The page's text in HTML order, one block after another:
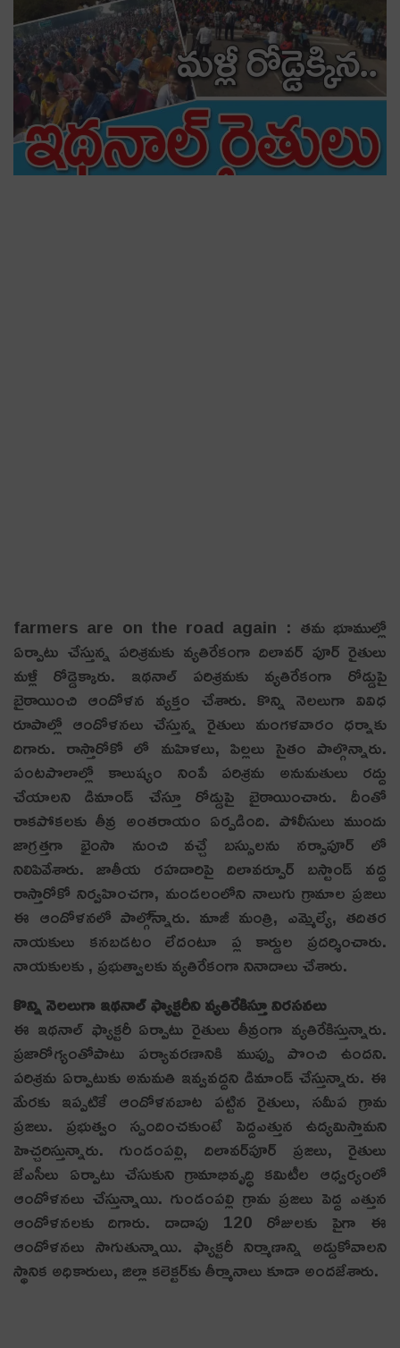
farmers are on the road again : త‌మ భూముల్లో
ఏర్పాటు చేస్తున్న ప‌రిశ్ర‌మ‌కు వ్య‌తిరేకంగా దిలావ‌ర్ పూర్ రైతులు
మ‌ళ్లీ రోడ్డెక్కారు. ఇథనాల్ పరిశ్రమకు వ్యతిరేకంగా రోడ్డుపై
బైఠాయించి ఆందోళ‌న వ్య‌క్తం చేశారు. కొన్ని నెలలుగా వివిధ
రూపాల్లో ఆందోళనలు చేస్తున్న రైతులు మంగ‌ళ‌వారం ధ‌ర్నాకు
దిగారు. రాస్తారోకో లో మహిళలు, పిల్లలు సైతం పాల్గొన్నారు.
పంటపొలాల్లో కాలుష్యం నింపే పరిశ్రమ అనుమతులు రద్దు
చేయాలని డిమాండ్ చేస్తూ రోడ్డుపై బైఠాయించారు. దీంతో
రాకపోకలకు తీవ్ర అంతరాయం ఏర్ప‌డింది. పోలీసులు ముందు
జాగ్రత్తగా భైంసా నుంచి వచ్చే బస్సులను నర్సాపూర్ లో
నిలిపివేశారు. జాతీయ రహదారిపై దిలావర్పూర్ బస్టాండ్ వద్ద
రాస్తారోకో నిర్వ‌హించ‌గా, మండలంలోని నాలుగు గ్రామాల ప్రజలు
ఈ ఆందోళ‌న‌లో పాల్గొ్న్నారు. మాజీ మంత్రి, ఎమ్మెల్యే, తదితర
నాయకులు కనబడటం లేదంటూ ప్ల కార్డుల ప్రదర్శించారు.
నాయకులకు , ప్రభుత్వాలకు వ్యతిరేకంగా నినాదాలు చేశారు.
కొన్ని నెలలుగా ఇథనాల్ ఫ్యాక్టరీని వ్యతిరేకిస్తూ నిరసనలు
ఈ ఇథనాల్‌ ఫ్యాక్టరీ ఏర్పాటు రైతులు తీవ్రంగా వ్యతిరేకిస్తున్నారు.
ప్రజారోగ్యంతోపాటు పర్యావరణానికి ముప్పు పొంచి ఉందని.
పరిశ్రమ ఏర్పాటుకు అనుమతి ఇవ్వవద్దని డిమాండ్‌ చేస్తున్నారు. ఈ
మేరకు ఇప్పటికే ఆందోళనబాట పట్టిన రైతులు, సమీప గ్రామ
ప్రజలు. ప్రభుత్వం స్పందించకుంటే పెద్దఎత్తున ఉద్యమిస్తామని
హెచ్చరిస్తున్నారు. గుండంపల్లి, దిలావర్‌పూర్‌ ప్రజలు, రైతులు
జేఎసీలు ఏర్పాటు చేసుకుని గ్రామాభివృద్ధి కమిటీల ఆధ్వర్యంలో
ఆందోళనలు చేస్తున్నాయి. గుండంపల్లి గ్రామ ప్రజలు పెద్ద ఎత్తున
ఆందోళ‌న‌ల‌కు దిగారు. దాదాపు 120 రోజుల‌కు పైగా ఈ
ఆందోళ‌న‌లు సాగుతున్నాయి. ఫ్యాక్టరీ నిర్మాణాన్ని అడ్డుకోవాలని
స్థానిక అధికారులు, జిల్లా కలెక్టర్‌కు తీర్మానాలు కూడా అందజేశారు.